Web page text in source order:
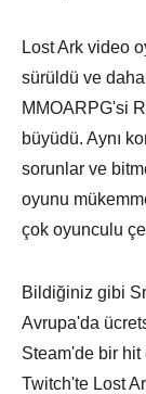
Lost Ark video
sürüldü ve
MMOARPG'si
büyüdü. Aynı
sorunlar ve
oyunu
çok oyunculu
Bildiğiniz gibi
Avrupa'da
Steam'de bir hit
Twitch'te Lost